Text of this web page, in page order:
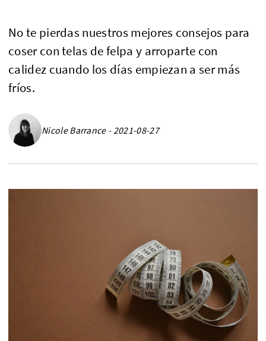
No te pierdas nuestros mejores consejos para
coser con telas de felpa y arroparte con
calidez cuando los días empiezan a ser más
fríos.
Nicole Barrance - 2021-08-27